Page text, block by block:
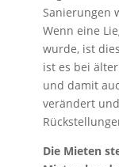
Sanierungen
Wenn eine
wurde, ist
ist es bei
und damit
verändert
Die Mieten